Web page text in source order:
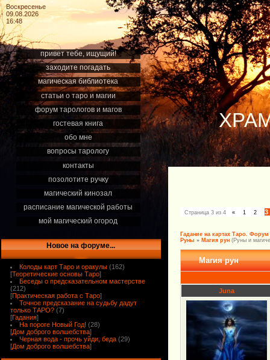
Воскресенье
09.08.2026
16:48
привет тебе, ищущий!
заходите погадать
магическая библиотека
статьи о таро и магии
форум тарологов и магов
гостевая книга
обо мне
вопросы тарологу
контакты
позолотите ручку
магический кинозал
расписание магической работы
мой магический огород
Новое на форуме...
Колоды карт Таро и оракулы (162)
[Теоретические основы Таро]
Беседы о предсказательном мастерстве
(212)
[Практическая работа с Таро]
Точное предсказание на судьбу дадут
только ТАРО? (7)
[Гадания]
На пороге Новый Год! (28)
[Дом доброго волшебства]
Черная вода - прочь уйди, беда (29)
[Дом доброго волшебства]
Страница 3 из 4 « 1 2 3
Гадание на картах Таро.
Руны » Магия рун (Руны и
Магия рун
Juna